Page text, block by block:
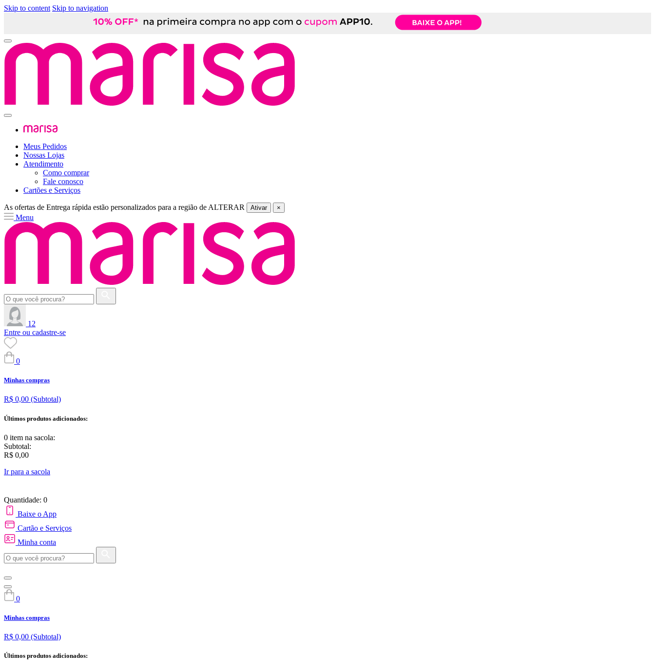
Skip to content Skip to navigation
Meus Pedidos
Nossas Lojas
Atendimento
Como comprar
Fale conosco
Cartões e Serviços
As ofertas de Entrega rápida estão personalizados para a região de ALTERAR Ativar ×
Menu
12
Entre ou cadastre-se
0
Minhas compras
R$ 0,00 (Subtotal)
Últimos produtos adicionados:
0 item na sacola:
Subtotal:
R$ 0,00
Ir para a sacola
Quantidade: 0
Baixe o App
Cartão e Serviços
Minha conta
0
Minhas compras
R$ 0,00 (Subtotal)
Últimos produtos adicionados: